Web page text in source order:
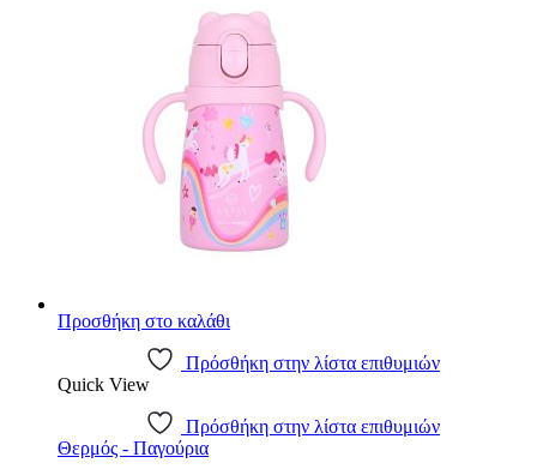
Προσθήκη στο καλάθι
Πρόσθήκη στην λίστα επιθυμιών
Quick View
Πρόσθήκη στην λίστα επιθυμιών
Θερμός - Παγούρια